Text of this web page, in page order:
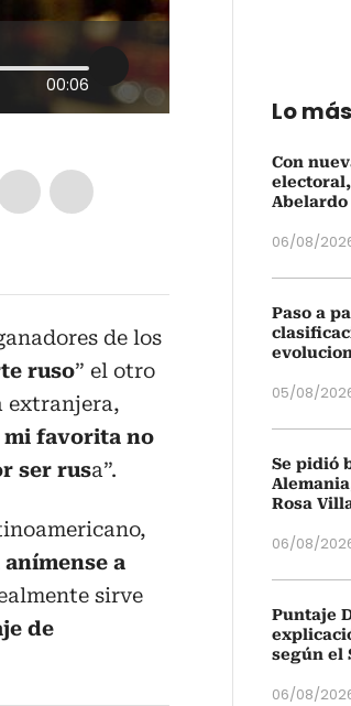
00:06
de los
ruso” el otro
extranjera,
mi favorita no
ser rusa”.
a
sirve
de
Lo
Con
06/08/
Paso a
05/08/
Se pidió
Rosa
06/08/
Puntaje
según el
06/08/